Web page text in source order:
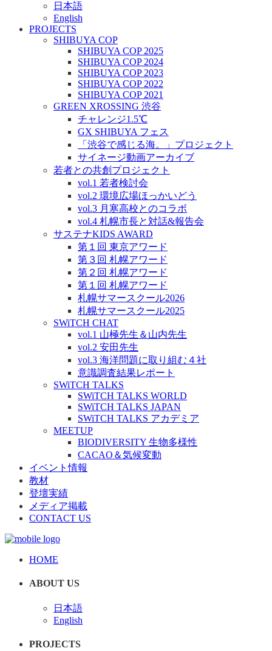
日本語
English
PROJECTS
SHIBUYA COP
SHIBUYA COP 2025
SHIBUYA COP 2024
SHIBUYA COP 2023
SHIBUYA COP 2022
SHIBUYA COP 2021
GREEN XROSSING 渋谷
チャレンジ1.5℃
GX SHIBUYA フェス
「渋谷で感じる海。」プロジェクト
サイネージ動画アーカイブ
若者との共創プロジェクト
vol.1 若者検討会
vol.2 環境広場ほっかいどう
vol.3 月寒高校とのコラボ
vol.4 札幌市長と対話&報告会
サステナKIDS AWARD
第１回 東京アワード
第３回 札幌アワード
第２回 札幌アワード
第１回 札幌アワード
札幌サマースクール2026
札幌サマースクール2025
SWiTCH CHAT
vol.1 山極先生＆山内先生
vol.2 安田先生
vol.3 海洋問題に取り組む４社
意識調査結果レポート
SWiTCH TALKS
SWiTCH TALKS WORLD
SWiTCH TALKS JAPAN
SWiTCH TALKS アカデミア
MEETUP
BIODIVERSITY 生物多様性
CACAO＆気候変動
イベント情報
教材
登壇実績
メディア掲載
CONTACT US
HOME
ABOUT US
日本語
English
PROJECTS